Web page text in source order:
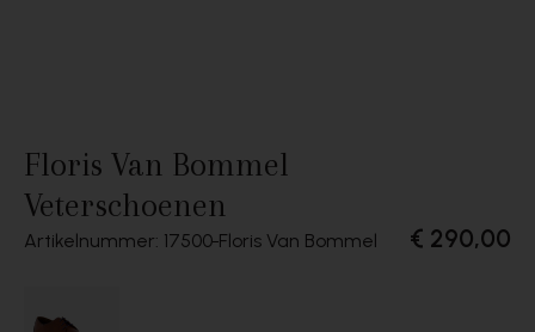
Floris Van Bommel
Veterschoenen
Artikelnummer: 17500 Floris Van Bommel € 290,00